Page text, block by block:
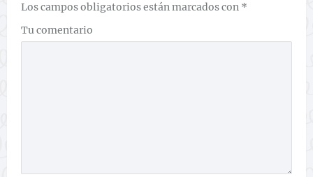
Los campos obligatorios están marcados con *
Tu comentario